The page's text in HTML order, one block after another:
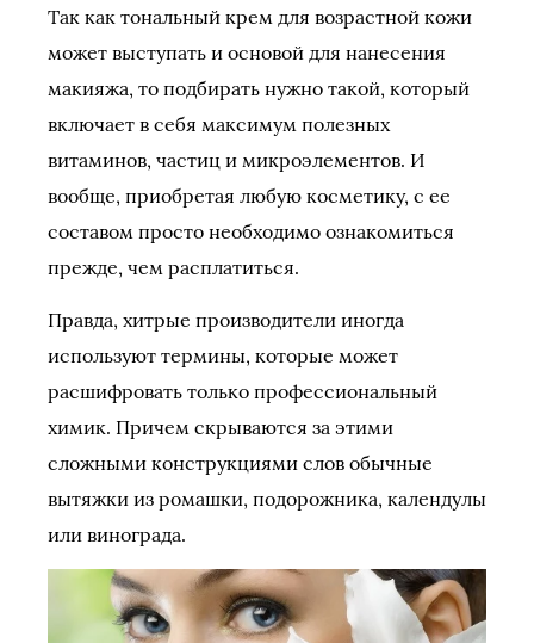
Так как тональный крем для возрастной кожи
может выступать и основой для нанесения
макияжа, то подбирать нужно такой, который
включает в себя максимум полезных
витаминов, частиц и микроэлементов. И
вообще, приобретая любую косметику, с ее
составом просто необходимо ознакомиться
прежде, чем расплатиться.
Правда, хитрые производители иногда
используют термины, которые может
расшифровать только профессиональный
химик. Причем скрываются за этими
сложными конструкциями слов обычные
вытяжки из ромашки, подорожника, календулы
или винограда.